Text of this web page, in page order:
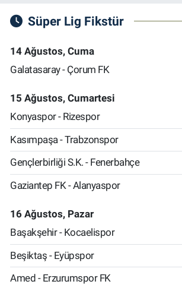
Süper Lig Fikstür
14 Ağustos, Cuma
Galatasaray - Çorum FK
15 Ağustos, Cumartesi
Konyaspor - Rizespor
Kasımpaşa - Trabzonspor
Gençlerbirliği S.K. - Fenerbahçe
Gaziantep FK - Alanyaspor
16 Ağustos, Pazar
Başakşehir - Kocaelispor
Beşiktaş - Eyüpspor
Amed - Erzurumspor FK